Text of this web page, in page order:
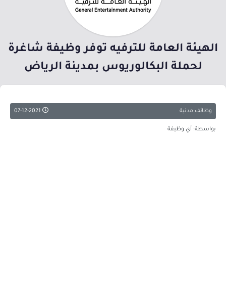
الهيئة العامة للترفيه توفر وظيفة شاغرة
لحملة البكالوريوس بمدينة الرياض
وظائف مدنية
بواسطة: أي وظيفة